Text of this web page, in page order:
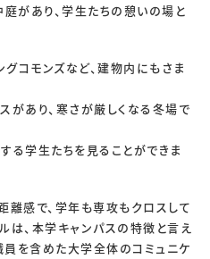
があり、学生たちの憩いの場と
グコモンズなど、建物内にもさま
あり、寒さが厳しくなる冬場で
る学生たちを見ることができま
離感で、学年も専攻もクロスして
は、本学キャンパスの特徴と言え
員を含めた大学全体のコミュニケ